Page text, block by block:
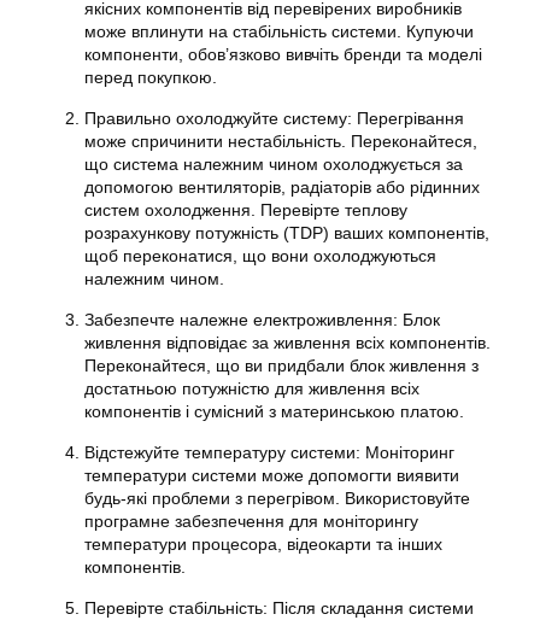
якісних компонентів від перевірених виробників
може вплинути на стабільність системи. Купуючи
компоненти, обов’язково вивчіть бренди та моделі
перед покупкою.
Правильно охолоджуйте систему: Перегрівання
може спричинити нестабільність. Переконайтеся,
що система належним чином охолоджується за
допомогою вентиляторів, радіаторів або рідинних
систем охолодження. Перевірте теплову
розрахункову потужність (TDP) ваших компонентів,
щоб переконатися, що вони охолоджуються
належним чином.
Забезпечте належне електроживлення: Блок
живлення відповідає за живлення всіх компонентів.
Переконайтеся, що ви придбали блок живлення з
достатньою потужністю для живлення всіх
компонентів і сумісний з материнською платою.
Відстежуйте температуру системи: Моніторинг
температури системи може допомогти виявити
будь-які проблеми з перегрівом. Використовуйте
програмне забезпечення для моніторингу
температури процесора, відеокарти та інших
компонентів.
Перевірте стабільність: Після складання системи